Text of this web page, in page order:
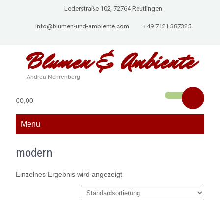
Lederstraße 102, 72764 Reutlingen
info@blumen-und-ambiente.com +49 7121 387325
Blumen &Ambiente
Andrea Nehrenberg
€0,00
Menu
modern
Einzelnes Ergebnis wird angezeigt